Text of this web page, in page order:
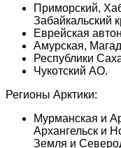
Приморский,
Забайкальский
Еврейская
Амурская,
Республики
Чукотский АО.
Регионы Арктики:
Мурманская и
Архангельск и
Земля и